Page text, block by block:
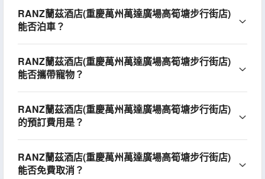
RANZ蘭茲酒店(重慶萬州萬達廣場高筍塘步行街店)
能否泊車？
RANZ蘭茲酒店(重慶萬州萬達廣場高筍塘步行街店)
能否攜帶寵物？
RANZ蘭茲酒店(重慶萬州萬達廣場高筍塘步行街店)
的預訂費用是？
RANZ蘭茲酒店(重慶萬州萬達廣場高筍塘步行街店)
能否免費取消？